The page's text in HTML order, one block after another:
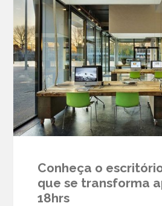
Conheça o
que se transforma
18hrs